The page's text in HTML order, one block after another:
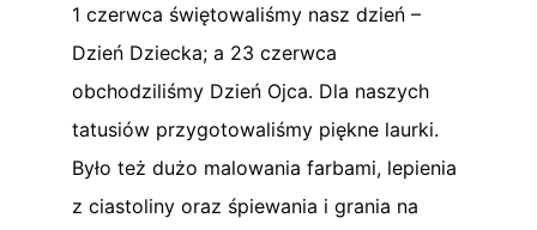
1 czerwca świętowaliśmy nasz dzień –
Dzień Dziecka; a 23 czerwca
obchodziliśmy Dzień Ojca. Dla naszych
tatusiów przygotowaliśmy piękne laurki.
Było też dużo malowania farbami, lepienia
z ciastoliny oraz śpiewania i grania na